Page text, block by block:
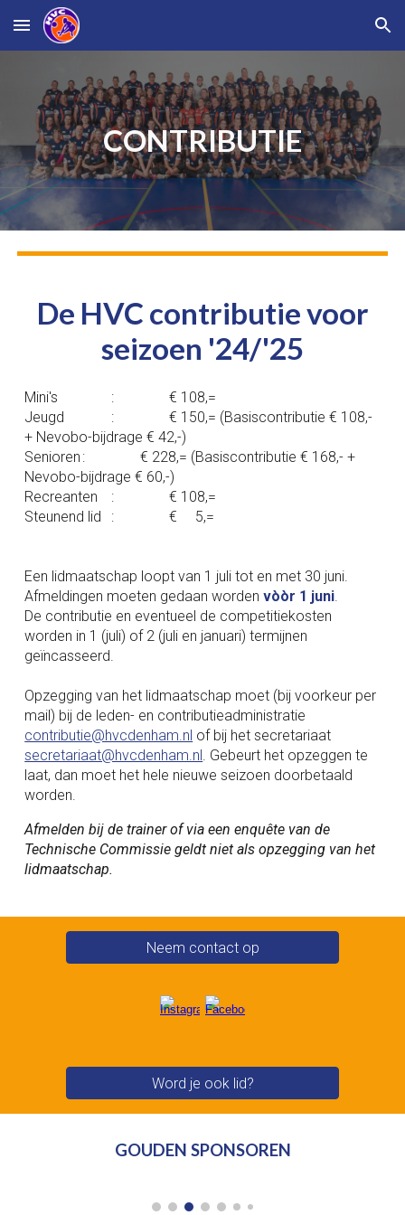
Skip to main content Skip to navigation
CONTRIBUTIE
De HVC contributie voor
seizoen '24/'25
Mini's :
€ 108,=
Jeugd
:
€ 150,= (Basiscontributie € 108,-
+ Nevobo-bijdrage € 42,-)
Senioren :
€ 228,= (Basiscontributie € 168,- +
Nevobo-bijdrage € 60,-)
Recreanten
:
€ 108,=
Steunend lid
: € 5,=
Een lidmaatschap loopt van 1 juli tot en met 30 juni.
Afmeldingen moeten gedaan wordenvòòr 1 juni.
De contributie en eventueel de competitiekosten
worden in 1 (juli) of 2 (juli en januari) termijnen
geïncasseerd.
Opzegging van het lidmaatschap moet (bij voorkeur per
mail) bij de leden- en contributieadministratie
contributie@hvcdenham.nl of bij het secretariaat
secretariaat@hvcdenham.nl. Gebeurt het opzeggen te
laat, dan moet het hele nieuwe seizoen doorbetaald
worden.
Afmelden bij de trainer of via een enquête van de
Technische Commissie geldt niet als opzegging van het
lidmaatschap.
Neem contact op
Word je ook lid?
GOUDEN SPONSOREN